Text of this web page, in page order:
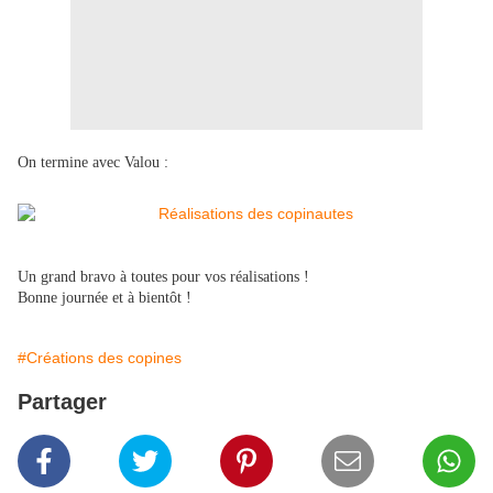
On termine avec Valou :
Un grand bravo à toutes pour vos réalisations !
Bonne journée et à bientôt !
#Créations des copines
Partager